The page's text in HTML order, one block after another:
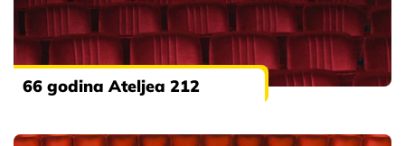
66 godina Ateljea 212